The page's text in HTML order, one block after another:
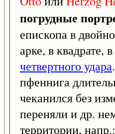
погрудные
епископа в
арке, в квадрате,
четвертного удара
пфеннига
чеканился без
переняли и др.
территории,